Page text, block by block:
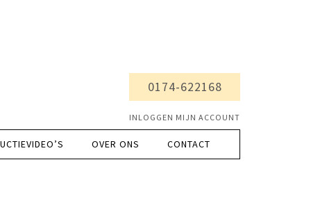
0174-622168
INLOGGEN MIJN ACCOUNT
OVER ONS CONTACT